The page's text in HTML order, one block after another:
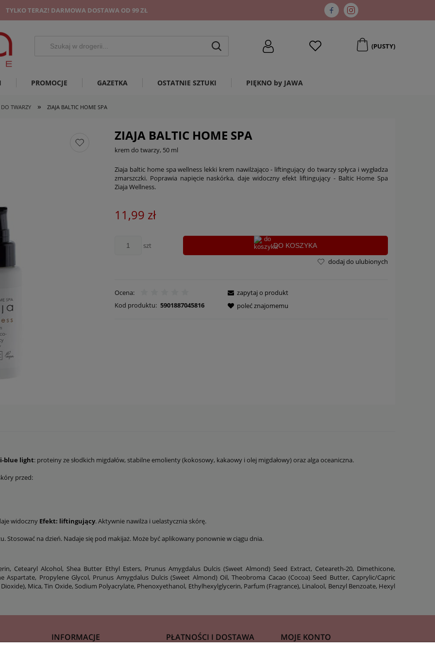
TYLKO TERAZ! DARMOWA DOSTAWA OD 99 ZŁ
(PUSTY)
PROMOCJE GAZETKA OSTATNIE SZTUKI PIĘKNO by JAWA
TWARZY » ZIAJA BALTIC HOME SPA
ZIAJA BALTIC HOME SPA
krem do twarzy, 50 ml
Ziaja baltic home spa wellness lekki krem nawilżająco - liftingujący do twarzy spłyca i wygładza
zmarszczki. Poprawia napięcie naskórka, daje widoczny efekt liftingujący - Baltic Home Spa
Ziaja Wellness.
11,99 zł
szt DO KOSZYKA
dodaj do ulubionych
Ocena:
Kod produktu: 5901887045816
zapytaj o produkt
poleć znajomemu
blue light: proteiny ze słodkich migdałów, stabilne emolienty (kokosowy, kakaowy i olej migdałowy) oraz alga oceaniczna.
przed:
widoczny Efekt: liftingujący. Aktywnie nawilża i uelastycznia skórę.
Stosować na dzień. Nadaje się pod makijaż. Może być aplikowany ponownie w ciągu dnia.
Cetearyl Alcohol, Shea Butter Ethyl Esters, Prunus Amygdalus Dulcis (Sweet Almond) Seed Extract, Ceteareth-20, Dimethicone,
Propylene Glycol, Prunus Amygdalus Dulcis (Sweet Almond) Oil, Theobroma Cacao (Cocoa) Seed Butter, Caprylic/Capric
Mica, Tin Oxide, Sodium Polyacrylate, Phenoxyethanol, Ethylhexylglycerin, Parfum (Fragrance), Linalool, Benzyl Benzoate, Hexyl
INFORMACJE PŁATNOŚCI I DOSTAWA MOJE KONTO